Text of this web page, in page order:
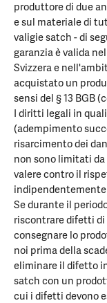
produttore di due
e sul materiale di
valigie satch - di
garanzia è valida
Svizzera e
acquistato un
sensi del § 13 BGB
I diritti legali in
(adempimento
risarcimento dei
non sono limitati da
valere contro il
Se durante il
riscontrare difetti di
consegnare lo
noi prima della
eliminare il difetto
satch con un
cui i difetti devono